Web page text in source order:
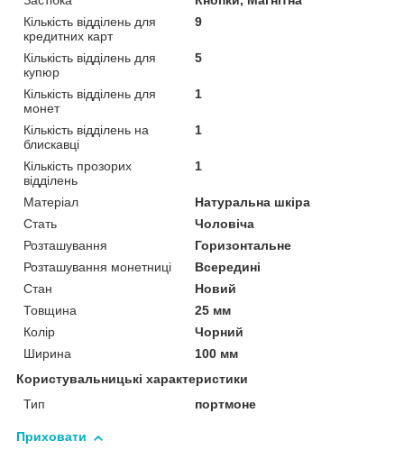
Кількість відділень для
кредитних карт
9
Кількість відділень для
купюр
5
Кількість відділень для
монет
1
Кількість відділень на
блискавці
1
Кількість прозорих
відділень
1
Матеріал
Натуральна шкіра
Стать
Чоловіча
Розташування
Горизонтальне
Розташування монетниці
Всередині
Стан
Новий
Товщина
25 мм
Колір
Чорний
Ширина
100 мм
Користувальницькі характеристики
Тип
портмоне
Приховати